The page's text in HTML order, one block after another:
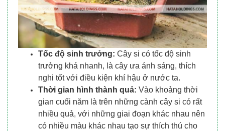
Tốc độ sinh trưởng: Cây si có tốc độ sinh
trưởng khá nhanh, là cây ưa ánh sáng, thích
nghi tốt với điều kiện khí hậu ở nước ta.
Thời gian hình thành quả: Vào khoảng thời
gian cuối năm là trên những cành cây si có rất
nhiều quả, với những giai đoạn khác nhau nên
có nhiều màu khác nhau tạo sự thích thú cho